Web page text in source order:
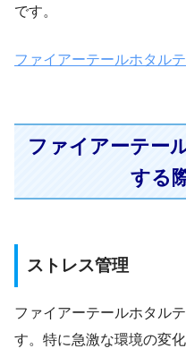
です。
ファイアーテールホタル
ファイアーテー
する
ストレス管理
ファイアーテールホタル
す。特に急激な環境の変